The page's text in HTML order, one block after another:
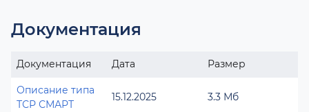
Документация
Документация Дата Размер
Описание типа
ТСР СМАРТ
15.12.2025 3.3 Мб